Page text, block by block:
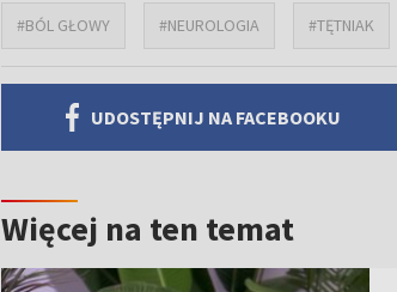
#BÓL GŁOWY #NEUROLOGIA #TĘTNIAK
UDOSTĘPNIJ NA FACEBOOKU
Więcej na ten temat